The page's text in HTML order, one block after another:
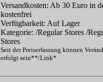
Versandkosten: Ab 30 Euro in
kostenfrei
Verfügbarkeit: Auf Lager
Kategorie: /Regular Stores /
Stores
Seit der Preiserfassung können
erfolgt sein**/Link*